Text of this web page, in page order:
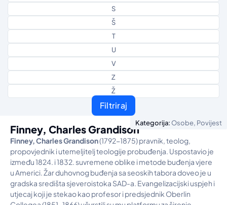
S
Š
T
U
V
Z
Ž
Filtriraj
Kategorija: Osobe, Povijest
Finney, Charles Grandison
Finney, Charles Grandison(1792-1875) pravnik, teolog,
propovjednik i utemeljitelj teologije probuđenja. Uspostavio je
između 1824. i 1832. suvremene oblike i metode buđenja vjere
u Americi. Žar duhovnog buđenja sa seoskih tabora doveo je u
gradska središta sjeveroistoka SAD-a. Evangelizacijski uspjeh i
utjecaj koji je stekao kao profesor i predsjednik Oberlin